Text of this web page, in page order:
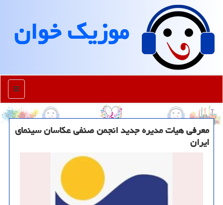
موزیك خوان
منو
معرفی هیات مدیره جدید انجمن صنفی عکاسان سینمای
ایران